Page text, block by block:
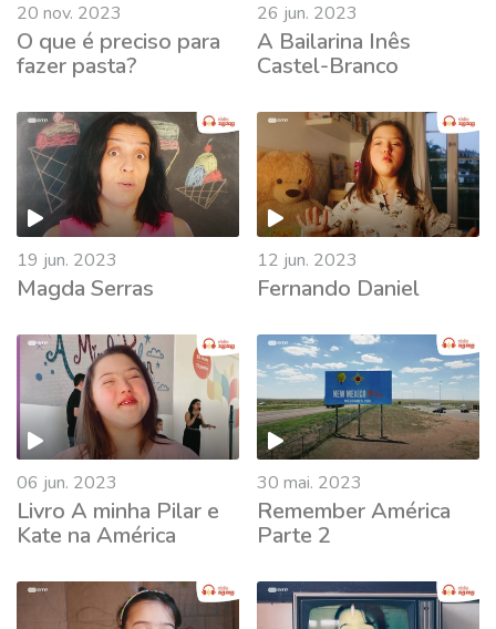
20 nov. 2023
O que é preciso para
fazer pasta?
26 jun. 2023
A Bailarina Inês
Castel-Branco
19 jun. 2023
Magda Serras
12 jun. 2023
Fernando Daniel
06 jun. 2023
Livro A minha Pilar e
Kate na América
30 mai. 2023
Remember América
Parte 2
695264